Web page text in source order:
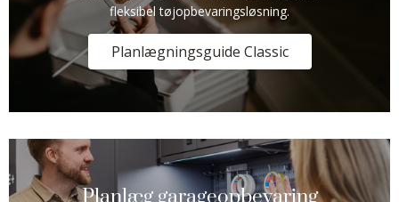
fleksibel tøjopbevaringsløsning.
Planlægningsguide Classic
Planlæg garageopbevaring